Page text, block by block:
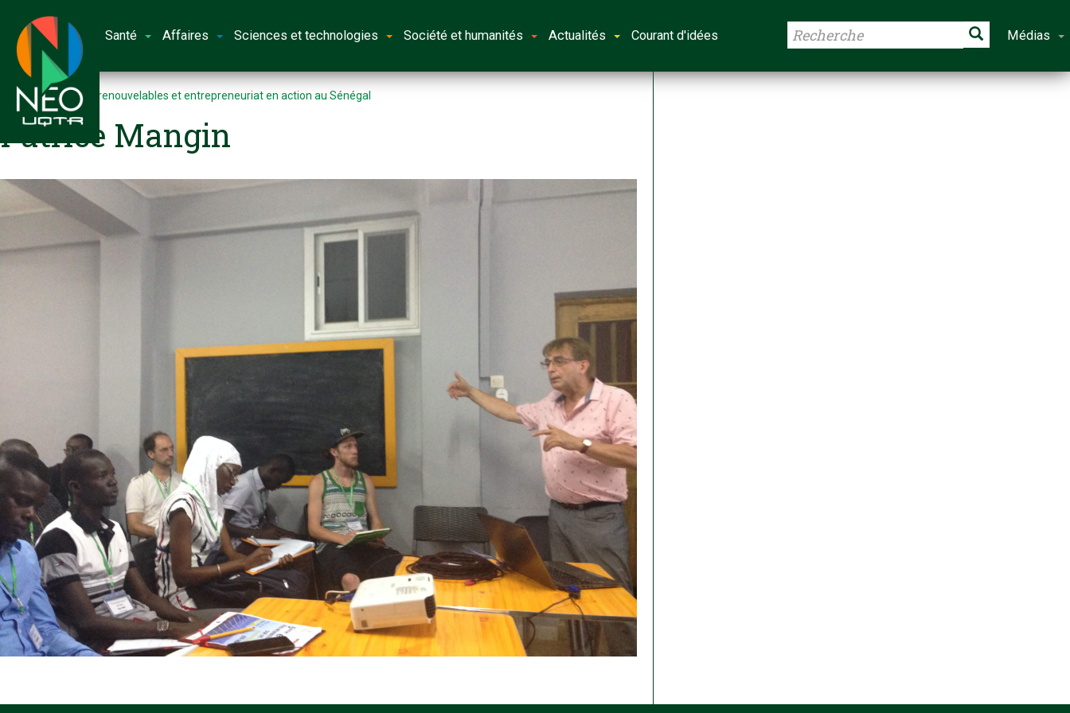
Santé Affaires Sciences et technologies Société et humanités Actualités Courant d'idées Médias
Accueil Énergies renouvelables et entrepreneuriat en action au Sénégal
Patrice Mangin